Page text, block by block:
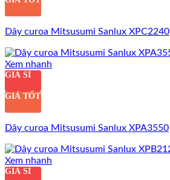
Dây curoa Mitsusumi Sanlux XPC2240
Xem nhanh
GIÁ SỈ
GIÁ TỐT
Dây curoa Mitsusumi Sanlux XPA3550
Xem nhanh
GIÁ SỈ